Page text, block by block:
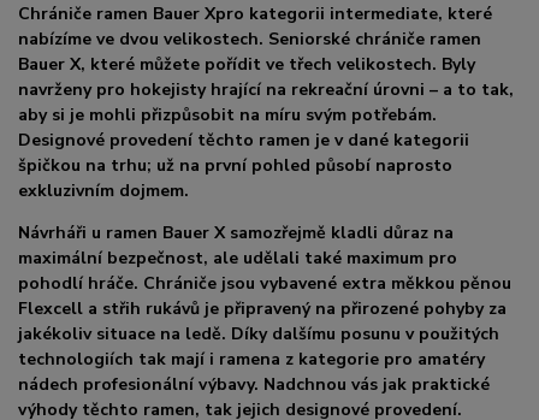
Chrániče ramen Bauer Xpro kategorii intermediate, které
nabízíme ve dvou velikostech. Seniorské chrániče ramen
Bauer X, které můžete pořídit ve třech velikostech. Byly
navrženy pro hokejisty hrající na rekreační úrovni – a to tak,
aby si je mohli přizpůsobit na míru svým potřebám.
Designové provedení těchto ramen je v dané kategorii
špičkou na trhu; už na první pohled působí naprosto
exkluzivním dojmem.
Návrháři u ramen Bauer X samozřejmě kladli důraz na
maximální bezpečnost, ale udělali také maximum pro
pohodlí hráče. Chrániče jsou vybavené extra měkkou pěnou
Flexcell a střih rukávů je připravený na přirozené pohyby za
jakékoliv situace na ledě. Díky dalšímu posunu v použitých
technologiích tak mají i ramena z kategorie pro amatéry
nádech profesionální výbavy. Nadchnou vás jak praktické
výhody těchto ramen, tak jejich designové provedení.